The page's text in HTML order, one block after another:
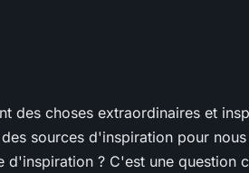
des choses extraordinaires et
sources d'inspiration pour
? C'est une question